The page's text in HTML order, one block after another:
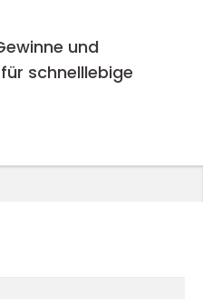
und
schnelllebige